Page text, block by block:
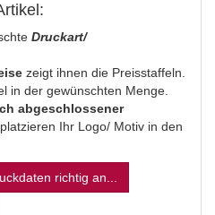
Druckart/
zeigt ihnen die Preisstaffeln.
in der gewünschten Menge.
abgeschlossener
Ihr Logo/ Motiv in den
richtig an...